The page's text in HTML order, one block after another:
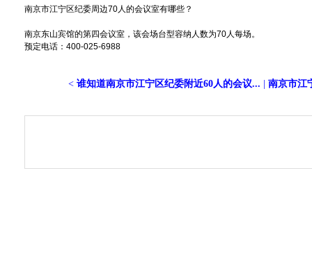
南京市江宁区纪委周边70人的会议室有哪些？
南京东山宾馆的第四会议室，该会场台型容纳人数为70人每场。
预定电话：400-025-6988
< 谁知道南京市江宁区纪委附近60人的会议... 南京市江